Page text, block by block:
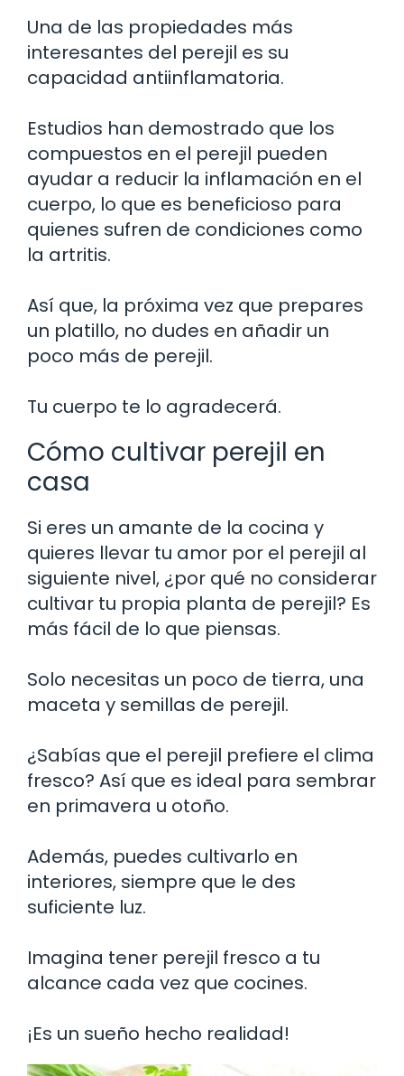
Una de las propiedades más
interesantes del perejil es su
capacidad antiinflamatoria.
Estudios han demostrado que los
compuestos en el perejil pueden
ayudar a reducir la inflamación en el
cuerpo, lo que es beneficioso para
quienes sufren de condiciones como
la artritis.
Así que, la próxima vez que prepares
un platillo, no dudes en añadir un
poco más de perejil.
Tu cuerpo te lo agradecerá.
Cómo cultivar perejil en
casa
Si eres un amante de la cocina y
quieres llevar tu amor por el perejil al
siguiente nivel, ¿por qué no considerar
cultivar tu propia planta de perejil? Es
más fácil de lo que piensas.
Solo necesitas un poco de tierra, una
maceta y semillas de perejil.
¿Sabías que el perejil prefiere el clima
fresco? Así que es ideal para sembrar
en primavera u otoño.
Además, puedes cultivarlo en
interiores, siempre que le des
suficiente luz.
Imagina tener perejil fresco a tu
alcance cada vez que cocines.
¡Es un sueño hecho realidad!